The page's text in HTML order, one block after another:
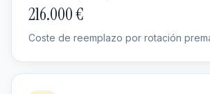
216.000 €
Coste de reemplazo por rotación